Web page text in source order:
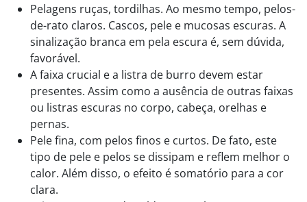
Pelagens ruças, tordilhas. Ao mesmo tempo, pelos-
de-rato claros. Cascos, pele e mucosas escuras. A
sinalização branca em pela escura é, sem dúvida,
favorável.
A faixa crucial e a listra de burro devem estar
presentes. Assim como a ausência de outras faixas
ou listras escuras no corpo, cabeça, orelhas e
pernas.
Pele fina, com pelos finos e curtos. De fato, este
tipo de pele e pelos se dissipam e reflem melhor o
calor. Além disso, o efeito é somatório para a cor
clara.